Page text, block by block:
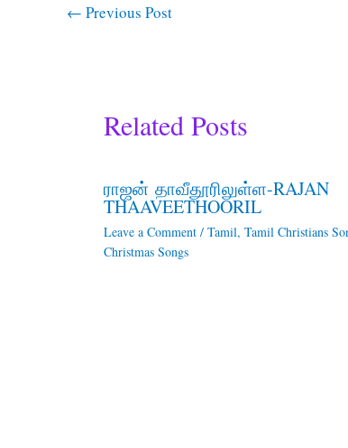
← Previous Post
Related Posts
ராஜன் தாவீதூரிலுள்ள-RAJAN
THAAVEETHOORIL
Leave a Comment / Tamil, Tamil Christians
Christmas Songs